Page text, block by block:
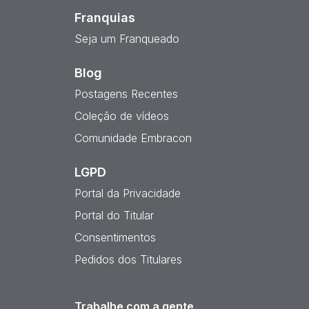
Franquias
Seja um Franqueado
Blog
Postagens Recentes
Coleção de vídeos
Comunidade Embracon
LGPD
Portal da Privacidade
Portal do Titular
Consentimentos
Pedidos dos Titulares
Trabalhe com a gente